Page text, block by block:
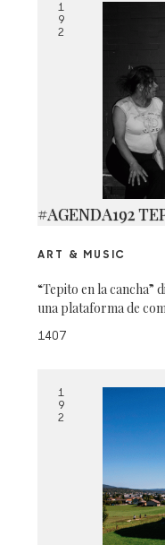
1
9
2
#AGENDA192
ART & MUSIC
“Tepito en la cancha”
una plataforma de
1407
1
9
2